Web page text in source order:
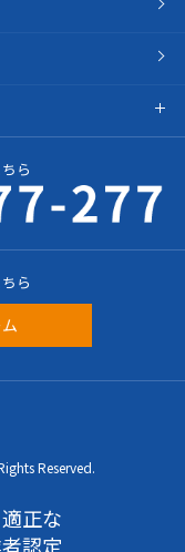
ら
ら
Reserved.
正な
認定